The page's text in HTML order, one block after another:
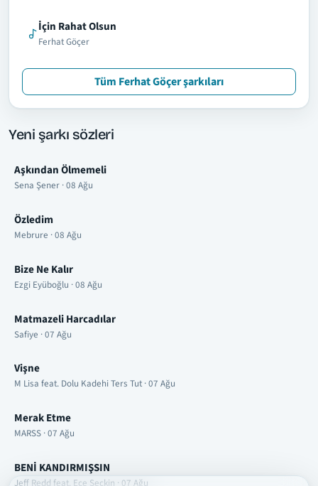
İçin Rahat Olsun
Ferhat Göçer
Tüm Ferhat Göçer şarkıları
Yeni şarkı sözleri
Aşkından Ölmemeli
Sena Şener · 08 Ağu
Özledim
Mebrure · 08 Ağu
Bize Ne Kalır
Ezgi Eyüboğlu · 08 Ağu
Matmazeli Harcadılar
Safiye · 07 Ağu
Vişne
M Lisa feat. Dolu Kadehi Ters Tut · 07 Ağu
Merak Etme
MARSS · 07 Ağu
BENİ KANDIRMIŞSIN
Jeff Redd feat. Ece Seçkin · 07 Ağu